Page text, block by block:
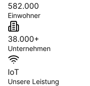
582.000
Einwohner
38.000+
Unternehmen
IoT
Unsere Leistung